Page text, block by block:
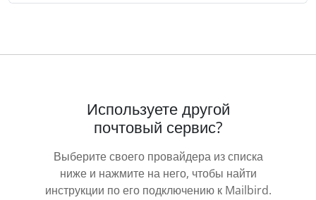
Используете другой
почтовый сервис?
Выберите своего провайдера из списка
ниже и нажмите на него, чтобы найти
инструкции по его подключению к Mailbird.